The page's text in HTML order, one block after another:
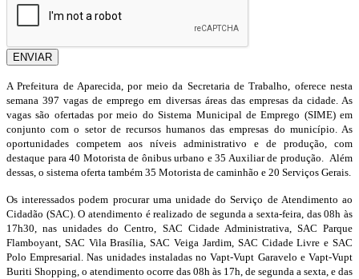
ENVIAR
A Prefeitura de Aparecida, por meio da Secretaria de Trabalho, oferece nesta
semana 397 vagas de emprego em diversas áreas das empresas da cidade. As
vagas são ofertadas por meio do Sistema Municipal de Emprego (SIME) em
conjunto com o setor de recursos humanos das empresas do município. As
oportunidades competem aos níveis administrativo e de produção, com
destaque para 40 Motorista de ônibus urbano e 35 Auxiliar de produção. Além
dessas, o sistema oferta também 35 Motorista de caminhão e 20 Serviços Gerais.
Os interessados podem procurar uma unidade do Serviço de Atendimento ao
Cidadão (SAC). O atendimento é realizado de segunda a sexta-feira, das 08h às
17h30, nas unidades do Centro, SAC Cidade Administrativa, SAC Parque
Flamboyant, SAC Vila Brasília, SAC Veiga Jardim, SAC Cidade Livre e SAC
Polo Empresarial. Nas unidades instaladas no Vapt-Vupt Garavelo e Vapt-Vupt
Buriti Shopping, o atendimento ocorre das 08h às 17h, de segunda a sexta, e das